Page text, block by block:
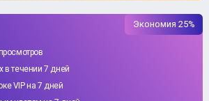
в течении 7 дней
VIP на 7 дней
Экономия 25%